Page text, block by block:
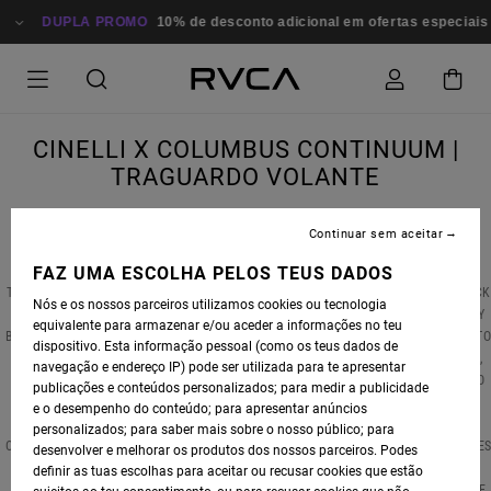
PROMO 10% de desconto adicional em ofertas especiais Poupa
CINELLI X COLUMBUS CONTINUUM |
TRAGUARDO VOLANTE
THE RELATIONSHIP BETWEEN ART AND BICYCLES HAS DISTANT ROOTS, EXTENDING BACK
AS FAR AS THE 1800S. THE CONCEPT OF A VEHICLE THAT DOES NOT CONSUME ENERGY
BUT PRODUCES IT — A SYNONYM OF LIGHTNESS AND FREEDOM — APPEALED GREATLY TO
THE FUTURISTS, AND IT ACCOMPANIED THE ADVENTURES OF THE NEO-AVANT-GARDES,
FROM THE SITUATIONISTS TO THE PROVOS. IN THIS EXHIBITION, ENTITLED 'TRAGUARDO
VOLANTE: COLUMBUS E CINELLI TRA ARTE E BICICLETTA' (FLYING FINISH
LINE: COLUMBUS AND CINELLI: ART AND BICYCLES), YOU WILL FIND A SELECTION OF
COLUMBUS-CINELLI ARCHIVES, INCLUDING CURIOSITIES, DOCUMENTS, ARTISTS’ BICYCLES
AND OTHER SURPRISING OBJECTS — A COLORFUL, ANARCHIC, UNCONVENTIONAL
FAZ UMA ESCOLHA PELOS TEUS DADOS
Nós e os nossos parceiros utilizamos cookies ou tecnologia
equivalente para armazenar e/ou aceder a informações no teu
dispositivo. Esta informação pessoal (como os teus dados de
navegação e endereço IP) pode ser utilizada para te apresentar
publicações e conteúdos personalizados; para medir a publicidade
e o desempenho do conteúdo; para apresentar anúncios
personalizados; para saber mais sobre o nosso público; para
desenvolver e melhorar os produtos dos nossos parceiros. Podes
definir as tuas escolhas para aceitar ou recusar cookies que estão
Continuar sem aceitar